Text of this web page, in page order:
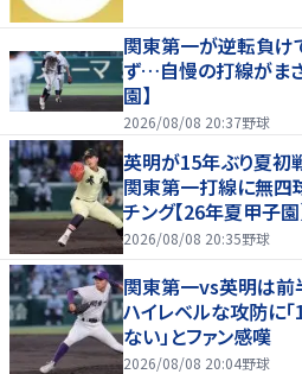
関東第一が逆転負け
ず…自慢の打線がま
園】
2026/08/08 20:37野球
英明が15年ぶり夏初
関東第一打線に無四
チング【26年夏甲子園
2026/08/08 20:35野球
関東第一vs英明は前
ハイレベルな攻防に
ない」とファン感嘆
2026/08/08 20:04野球